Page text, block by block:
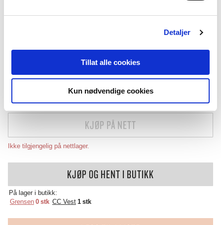
Detaljer
Tillat alle cookies
Kun nødvendige cookies
LATTE
ANTALL
+
69,-
KJØP PÅ NETT
Ikke tilgjengelig på nettlager.
KJØP OG HENT I BUTIKK
På lager i butikk:
Grensen0 stk CC Vest1 stk